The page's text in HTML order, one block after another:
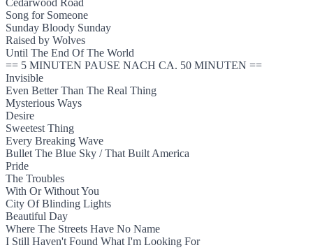
Cedarwood Road
Song for Someone
Sunday Bloody Sunday
Raised by Wolves
Until The End Of The World
== 5 MINUTEN PAUSE NACH CA. 50 MINUTEN ==
Invisible
Even Better Than The Real Thing
Mysterious Ways
Desire
Sweetest Thing
Every Breaking Wave
Bullet The Blue Sky / That Built America
Pride
The Troubles
With Or Without You
City Of Blinding Lights
Beautiful Day
Where The Streets Have No Name
I Still Haven't Found What I'm Looking For